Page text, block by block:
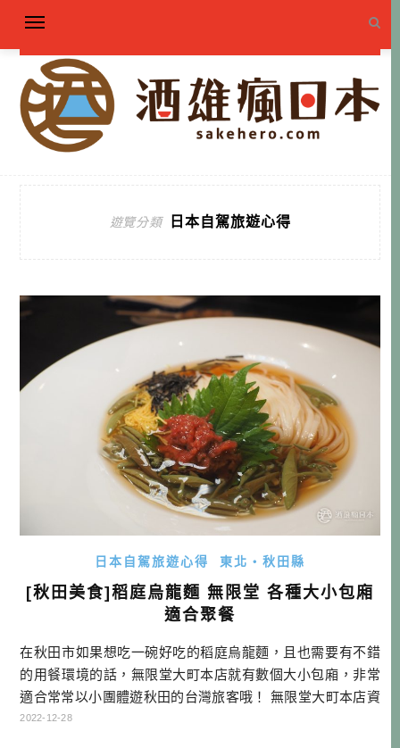
遊覽分類 日本自駕旅遊心得
日本自駕旅遊心得 東北・秋田縣
[秋田美食]稻庭烏龍麵 無限堂 各種大小包廂
適合聚餐
在秋田市如果想吃一碗好吃的稻庭烏龍麵，且也需要有不錯
的用餐環境的話，無限堂大町本店就有數個大小包廂，非常
適合常常以小團體遊秋田的台灣旅客哦！ 無限堂大町本店資
訊 無限堂 大町本店 官網連結 秋田県秋田市大町1-3-2 TEL: 0
2022-12-28